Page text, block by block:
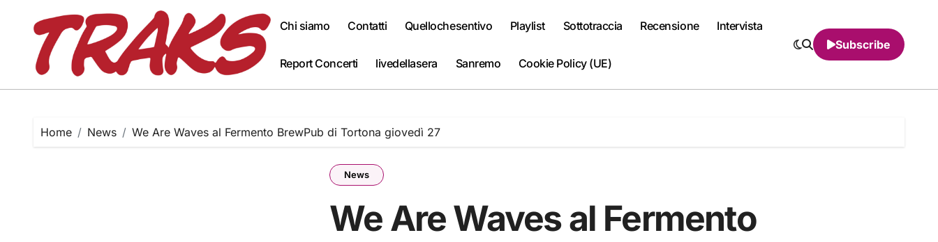
content
Chi siamo Contatti Quellochesentivo Playlist Sottotraccia Recensione Intervista
Report Concerti livedellasera Sanremo Cookie Policy (UE)
Subscribe
Home News We Are Waves al Fermento BrewPub di Tortona giovedì 27
News
We Are Waves al Fermento